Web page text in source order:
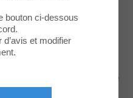
informations
technologies de
sur notre site
Vous avez la possibilité
cookies en
bouton ci-dessous
et modifier